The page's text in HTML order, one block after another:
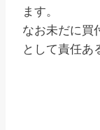
ます。
なお未だに買
として責任あ